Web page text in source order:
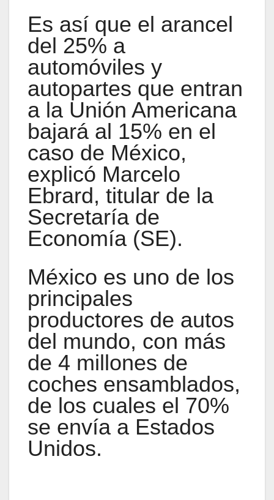
Es así que el arancel
del 25% a
automóviles y
autopartes que entran
a la Unión Americana
bajará al 15% en el
caso de México,
explicó Marcelo
Ebrard, titular de la
Secretaría de
Economía (SE).
México es uno de los
principales
productores de autos
del mundo, con más
de 4 millones de
coches ensamblados,
de los cuales el 70%
se envía a Estados
Unidos.